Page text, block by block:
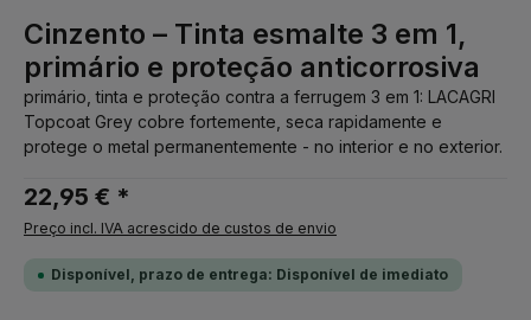
Cinzento – Tinta esmalte 3 em 1,
primário e proteção anticorrosiva
primário, tinta e proteção contra a ferrugem 3 em 1: LACAGRI
Topcoat Grey cobre fortemente, seca rapidamente e
protege o metal permanentemente - no interior e no exterior.
22,95 € *
Preço incl. IVA acrescido de custos de envio
Disponível, prazo de entrega: Disponível de imediato